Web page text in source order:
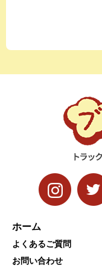
ホーム
よくあるご質問
お問い合わせ